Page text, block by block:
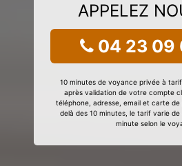
APPELEZ
04 23 09
10 minutes de voyance privée à tarif
après validation de votre compte
téléphone, adresse, email et carte
delà des 10 minutes, le tarif varie
minute selon le